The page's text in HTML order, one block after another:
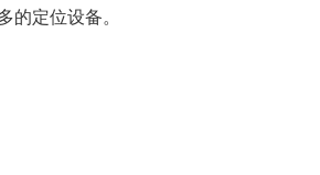
的定位设备。